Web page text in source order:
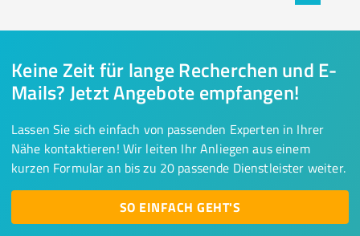
Keine Zeit für lange Recherchen und E-
Mails? Jetzt Angebote empfangen!
Lassen Sie sich einfach von passenden Experten in Ihrer
Nähe kontaktieren! Wir leiten Ihr Anliegen aus einem
kurzen Formular an bis zu 20 passende Dienstleister weiter.
SO EINFACH GEHT'S